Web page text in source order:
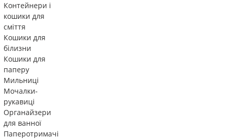
Контейнери і
кошики для
сміття
Кошики для
білизни
Кошики для
паперу
Мильниці
Мочалки-
рукавиці
Органайзери
для ванної
Паперотримачі